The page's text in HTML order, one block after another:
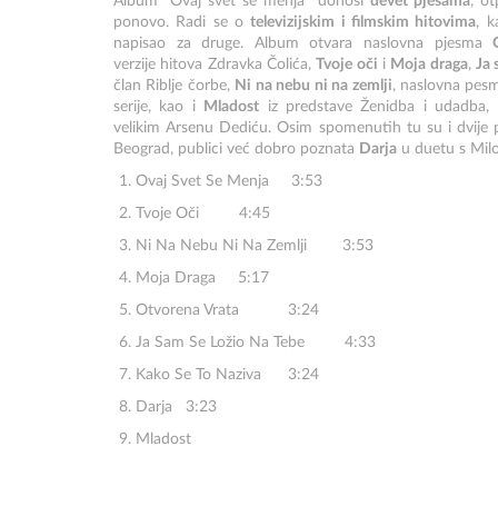
ponovo. Radi se otelevizijskim i filmskim hitovima,
napisao za druge. Album otvara naslovna pjesma
verzije hitova Zdravka Čolića,Tvoje oči i Moja draga, Ja
član Riblje čorbe, Ni na nebu ni na zemlji, naslovna
serije, kao i
Mladost iz predstave Ženidba i
velikim Arsenu Dediću. Osim spomenutih tu su i dvije
Beograd, publici već dobro poznata Darja u duetu s
Ovaj Svet Se Menja 3:53
Tvoje Oči 4:45
Ni Na Nebu Ni Na Zemlji 3:53
Moja Draga 5:17
Otvorena Vrata 3:24
Ja Sam Se Ložio Na Tebe 4:33
Kako Se To Naziva 3:24
Darja 3:23
Mladost